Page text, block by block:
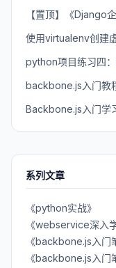
【置顶】《Django
使用virtualenv创建
python项目练习四
backbone.js入门教
Backbone.js入门学
系列文章
《python实战》
《webservice深入
《backbone.js入门
《backbone.js入门